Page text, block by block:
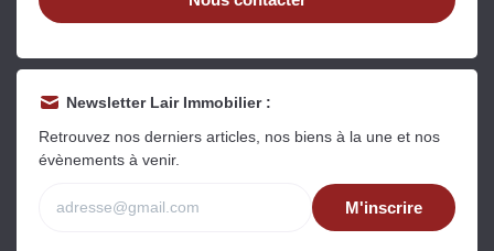
Newsletter Lair Immobilier :
Retrouvez nos derniers articles, nos biens à la une et nos
évènements à venir.
M'inscrire